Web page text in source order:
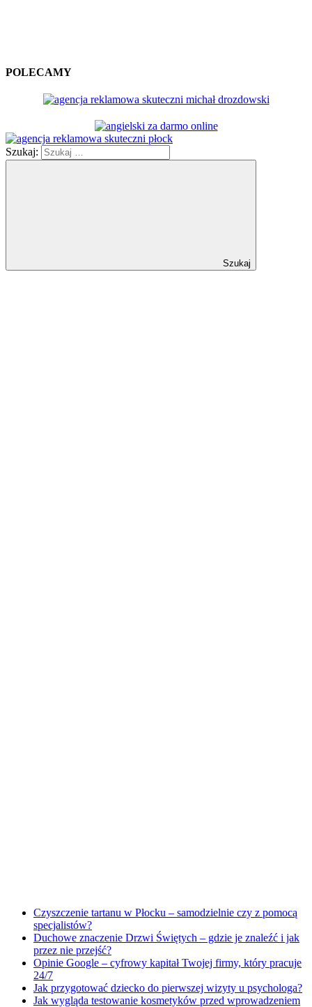
POLECAMY
Szukaj:
Szukaj
Czyszczenie tartanu w Płocku – samodzielnie czy z pomocą
specjalistów?
Duchowe znaczenie Drzwi Świętych – gdzie je znaleźć i jak
przez nie przejść?
Opinie Google – cyfrowy kapitał Twojej firmy, który pracuje
24/7
Jak przygotować dziecko do pierwszej wizyty u psychologa?
Jak wygląda testowanie kosmetyków przed wprowadzeniem